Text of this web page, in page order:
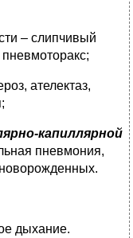
– слипчивый
ателектаз,
капиллярной
пневмония,
дыхание.